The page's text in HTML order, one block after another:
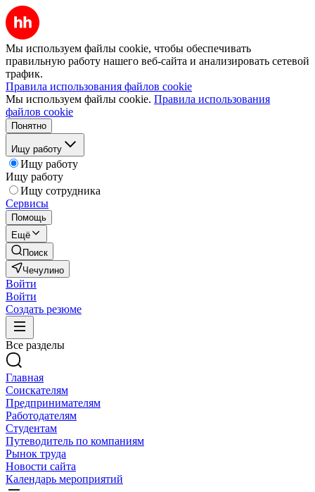
Мы используем файлы cookie, чтобы обеспечивать
правильную работу нашего веб-сайта и анализировать сетевой
трафик.
Правила использования файлов cookie
Мы используем файлы cookie. Правила использования
файлов cookie
Понятно
Ищу работу
Ищу работу
Ищу работу
Ищу сотрудника
Сервисы
Помощь
Ещё
Поиск
Чечулино
Войти
Войти
Создать резюме
Все разделы
Главная
Соискателям
Предпринимателям
Работодателям
Студентам
Путеводитель по компаниям
Рынок труда
Новости сайта
Календарь мероприятий